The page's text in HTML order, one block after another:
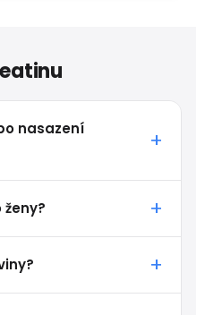
nasazení